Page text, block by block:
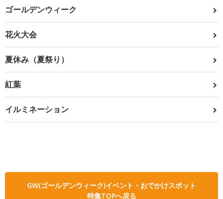
ゴールデンウィーク
花火大会
夏休み（夏祭り）
紅葉
イルミネーション
GW(ゴールデンウィーク)イベント・おでかけスポット
特集TOPへ戻る